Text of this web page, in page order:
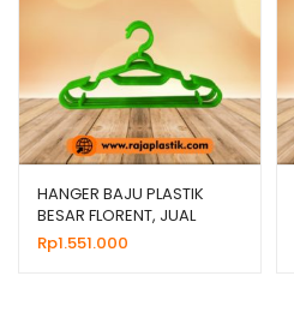
HANGER BAJU PLASTIK
BESAR FLORENT, JUAL
HARGA GROSIR MURAH
Rp1.551.000